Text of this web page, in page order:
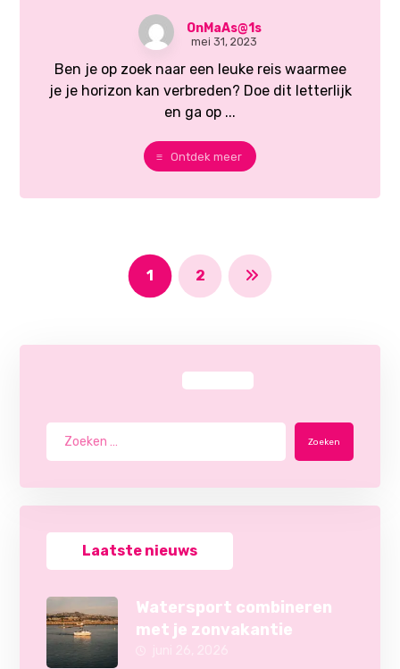
OnMaAs@1s
mei 31, 2023
Ben je op zoek naar een leuke reis waarmee
je je horizon kan verbreden? Doe dit letterlijk
en ga op ...
Ontdek meer
1 2
Zoeken
Laatste nieuws
Watersport combineren
met je zonvakantie